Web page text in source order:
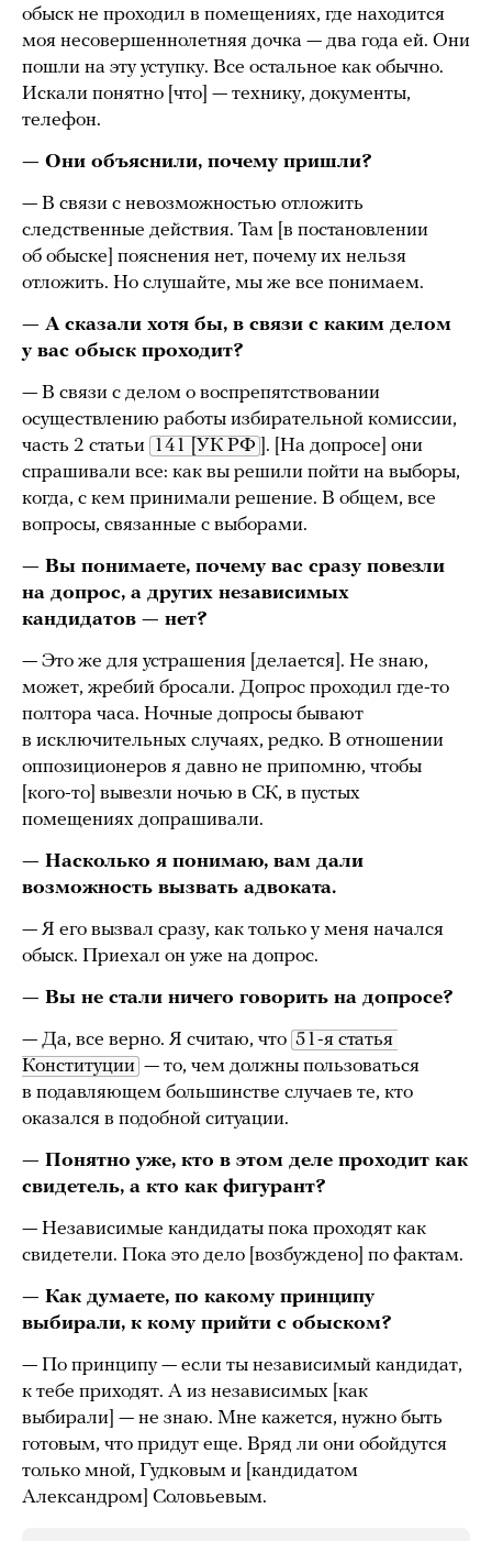
обыск не проходил в помещениях, где находится
моя несовершеннолетняя дочка — два года ей. Они
пошли на эту уступку. Все остальное как обычно.
Искали понятно [что] — технику, документы,
телефон.
— Они объяснили, почему пришли?
— В связи с невозможностью отложить
следственные действия. Там [в постановлении
об обыске] пояснения нет, почему их нельзя
отложить. Но слушайте, мы же все понимаем.
— А сказали хотя бы, в связи с каким делом
у вас обыск проходит?
— В связи с делом о воспрепятствовании
осуществлению работы избирательной комиссии,
часть 2 статьи 141 [УК РФ ]. [На допросе] они
спрашивали все: как вы решили пойти на выборы,
когда, с кем принимали решение. В общем, все
вопросы, связанные с выборами.
— Вы понимаете, почему вас сразу повезли
на допрос, а других независимых
кандидатов — нет?
— Это же для устрашения [делается]. Не знаю,
может, жребий бросали. Допрос проходил где-то
полтора часа. Ночные допросы бывают
в исключительных случаях, редко. В отношении
оппозиционеров я давно не припомню, чтобы
[кого-то] вывезли ночью в СК, в пустых
помещениях допрашивали.
— Насколько я понимаю, вам дали
возможность вызвать адвоката.
— Я его вызвал сразу, как только у меня начался
обыск. Приехал он уже на допрос.
— Вы не стали ничего говорить на допросе?
— Да, все верно. Я считаю, что 51-я статья
Конституции — то, чем должны пользоваться
в подавляющем большинстве случаев те, кто
оказался в подобной ситуации.
— Понятно уже, кто в этом деле проходит как
свидетель, а кто как фигурант?
— Независимые кандидаты пока проходят как
свидетели. Пока это дело [возбуждено] по фактам.
— Как думаете, по какому принципу
выбирали, к кому прийти с обыском?
— По принципу — если ты независимый кандидат,
к тебе приходят. А из независимых [как
выбирали] — не знаю. Мне кажется, нужно быть
готовым, что придут еще. Вряд ли они обойдутся
только мной, Гудковым и [кандидатом
Александром] Соловьевым.